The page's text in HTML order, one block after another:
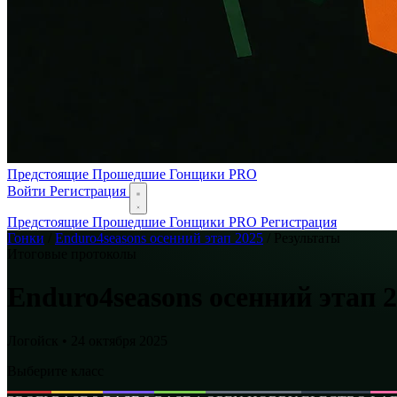
Предстоящие Прошедшие Гонщики PRO
Войти Регистрация
Предстоящие Прошедшие Гонщики PRO Регистрация
Гонки
Enduro4seasons осенний этап 2025
Результаты